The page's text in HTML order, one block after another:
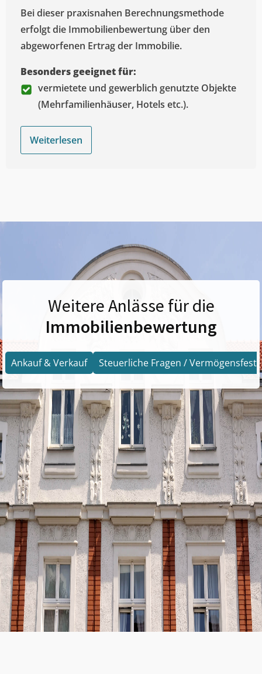
Bei dieser praxisnahen Berechnungsmethode
erfolgt die Immobilienbewertung über den
abgeworfenen Ertrag der Immobilie.
Besonders geeignet für:
vermietete und gewerblich genutzte Objekte
(Mehrfamilienhäuser, Hotels etc.).
Weiterlesen
Weitere Anlässe für die
Immobilienbewertung
Ankauf & Verkauf Steuerliche Fragen /